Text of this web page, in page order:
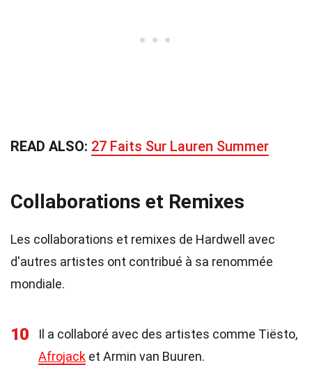
READ ALSO: 27 Faits Sur Lauren Summer
Collaborations et Remixes
Les collaborations et remixes de Hardwell avec
d'autres artistes ont contribué à sa renommée
mondiale.
10
Il a collaboré avec des artistes comme Tiësto,
Afrojack et Armin van Buuren.